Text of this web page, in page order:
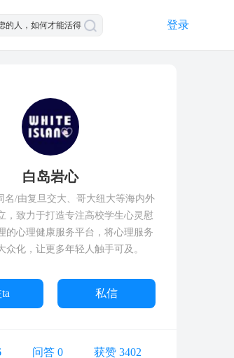
登录
白岛岩心
名/由复旦交大、哥大纽大等海内外
，致力于打造专注高校学生心灵慰
的心理健康服务平台，将心理服务
众化，让更多年轻人触手可及。
私信
问答 0 获赞 3402